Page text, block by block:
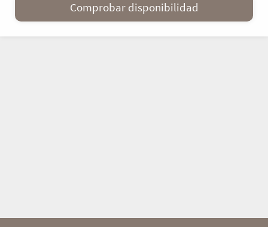
—= Solo salida ×= Sin disponibilidad
Comprobar disponibilidad